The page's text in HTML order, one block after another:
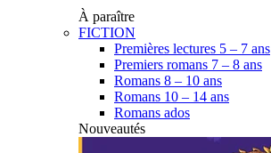
À paraître
FICTION
Premières lectures 5 – 7 ans
Premiers romans 7 – 8 ans
Romans 8 – 10 ans
Romans 10 – 14 ans
Romans ados
Nouveautés